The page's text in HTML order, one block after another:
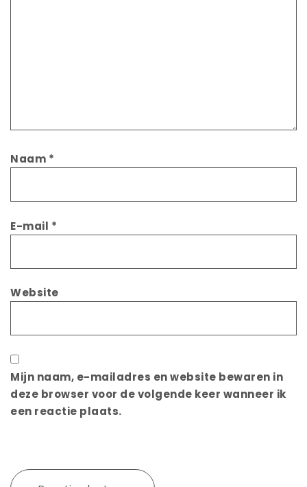
Naam *
E-mail *
Website
Mijn naam, e-mailadres en website bewaren in
deze browser voor de volgende keer wanneer ik
een reactie plaats.